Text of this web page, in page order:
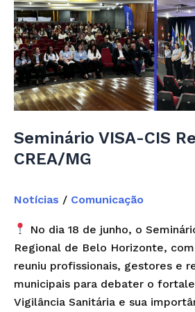
Seminário VISA-CIS
CREA/MG
Notícias / Comunicação
No dia 18 de junho, o
Regional de Belo Horizonte,
reuniu profissionais, gestores e
municipais para debater o
Vigilância Sanitária e sua
VISA-
CIS
Regional
BH
–
CREA/MG